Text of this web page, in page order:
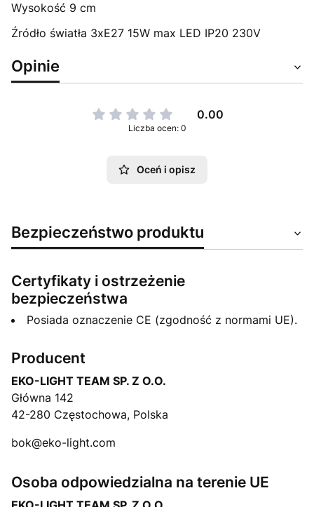
Wysokość 9 cm
Źródło światła 3xE27 15W max LED IP20 230V
Opinie
0.00
Liczba ocen: 0
Oceń i opisz
Bezpieczeństwo produktu
Certyfikaty i ostrzeżenie
bezpieczeństwa
Posiada oznaczenie CE (zgodność z normami UE).
Producent
EKO-LIGHT TEAM SP. Z O.O.
Główna 142
42-280 Częstochowa, Polska
bok@eko-light.com
Osoba odpowiedzialna na terenie UE